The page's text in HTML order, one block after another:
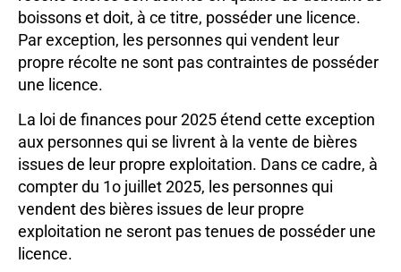
boissons et doit, à ce titre, posséder une licence.
Par exception, les personnes qui vendent leur
propre récolte ne sont pas contraintes de posséder
une licence.
La loi de finances pour 2025 étend cette exception
aux personnes qui se livrent à la vente de bières
issues de leur propre exploitation. Dans ce cadre, à
compter du 1o juillet 2025, les personnes qui
vendent des bières issues de leur propre
exploitation ne seront pas tenues de posséder une
licence.